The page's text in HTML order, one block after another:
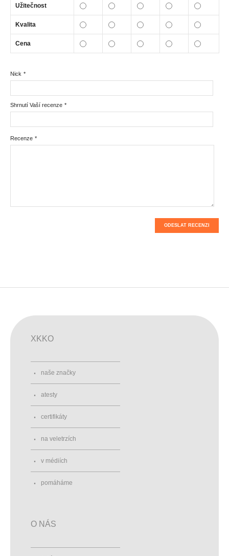
Užitečnost
Kvalita
Cena
*
Nick
*
Shrnutí Vaší recenze
*
Recenze
ODESLAT RECENZI
XKKO
naše značky
atesty
certifikáty
na veletrzích
v médiích
pomáháme
O NÁS